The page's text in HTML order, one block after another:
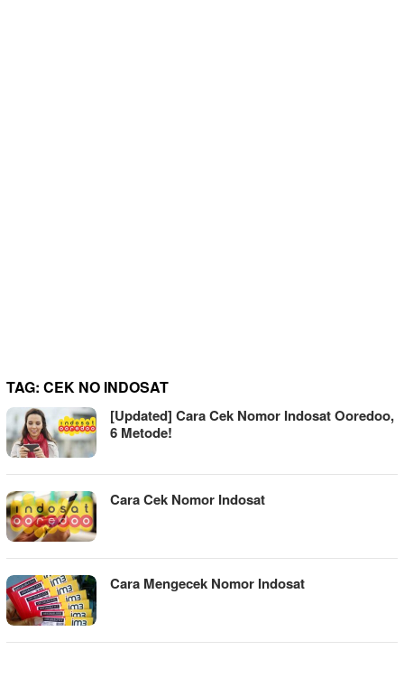
TAG: CEK NO INDOSAT
[Updated] Cara Cek Nomor Indosat Ooredoo,
6 Metode!
Cara Cek Nomor Indosat
Cara Mengecek Nomor Indosat